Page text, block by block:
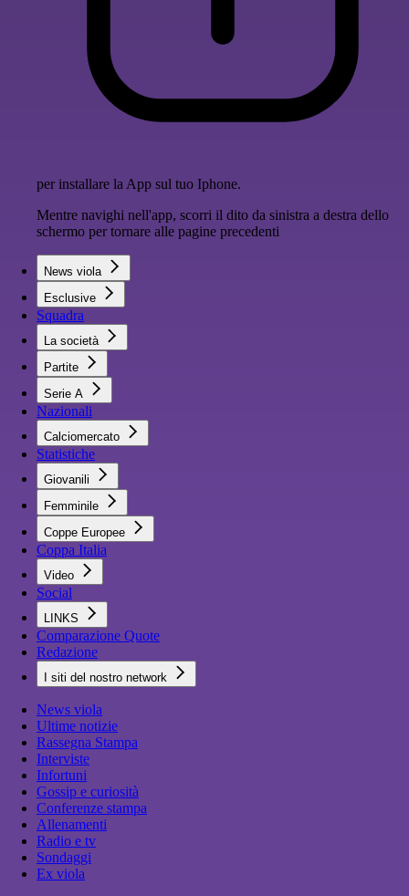
per installare la App sul tuo Iphone.
Mentre navighi nell'app, scorri il dito da sinistra a destra dello
schermo per tornare alle pagine precedenti
News viola
Esclusive
Squadra
La società
Partite
Serie A
Nazionali
Calciomercato
Statistiche
Giovanili
Femminile
Coppe Europee
Coppa Italia
Video
Social
LINKS
Comparazione Quote
Redazione
I siti del nostro network
News viola
Ultime notizie
Rassegna Stampa
Interviste
Infortuni
Gossip e curiosità
Conferenze stampa
Allenamenti
Radio e tv
Sondaggi
Ex viola